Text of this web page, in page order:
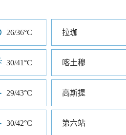
26/36°C 拉珈
30/41°C 喀土穆
29/43°C 高斯提
30/42°C 第六站